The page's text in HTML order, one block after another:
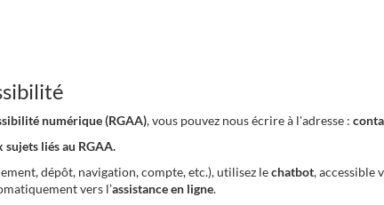
numérique (RGAA), vous pouvez nous écrire à l'adresse :
liés au RGAA.
dépôt, navigation, compte, etc.), utilisez lechatbot, accessible
vers l’assistance en ligne.